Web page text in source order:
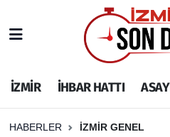
İZMİR İHBAR HATTI
HABERLER İZMİR GENEL
İHBAR HATTI
DEPREM
İzmir Nöbetçi
İzmir Hava Durumu
İzmir Namaz Vakitleri